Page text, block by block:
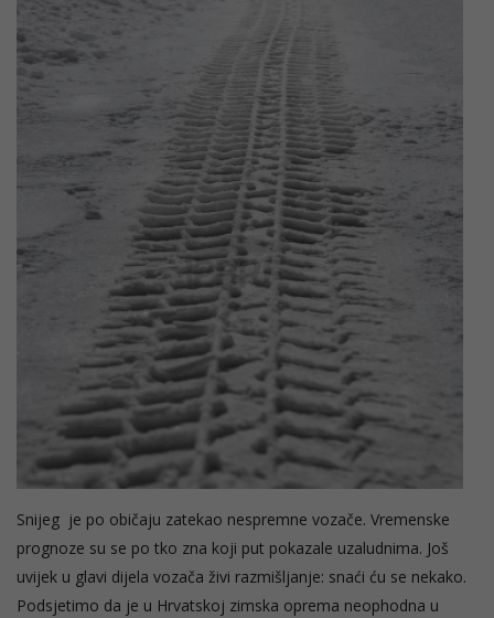
Snijeg je po običaju zatekao nespremne vozače. Vremenske
prognoze su se po tko zna koji put pokazale uzaludnima. Još
uvijek u glavi dijela vozača živi razmišljanje: snaći ću se nekako.
Podsjetimo da je u Hrvatskoj zimska oprema neophodna u